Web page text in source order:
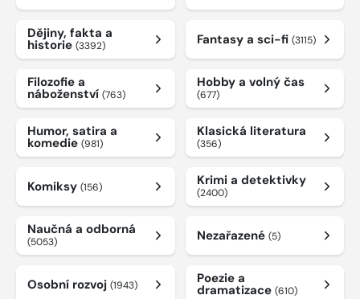
Dějiny, fakta a
historie (3392) Fantasy a sci-fi (3115)
Filozofie a
náboženství (763)
Hobby a volný čas
(677)
Humor, satira a
komedie (981)
Klasická literatura
(356)
Komiksy (156) Krimi a detektivky
(2400)
Naučná a odborná
(5053) Nezařazené (5)
Osobní rozvoj (1943) Poezie a
dramatizace (610)